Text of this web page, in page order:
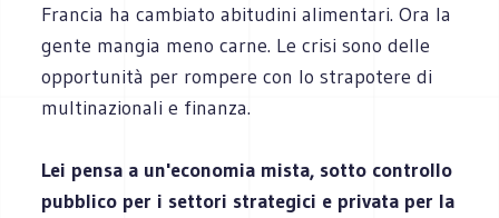
Francia ha cambiato abitudini alimentari. Ora la
gente mangia meno carne. Le crisi sono delle
opportunità per rompere con lo strapotere di
multinazionali e finanza.
Lei pensa a un'economia mista, sotto controllo
pubblico per i settori strategici e privata per la